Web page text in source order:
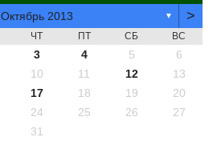
Октябрь 2013 ▼ >
ЧТ ПТ СБ ВС
3 4 5
6
10 11 12
13
17 18 19
20
24 25 26
27
31